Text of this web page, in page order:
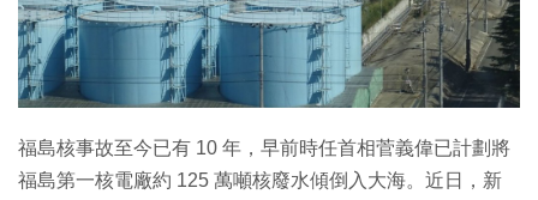
福島核事故至今已有 10 年，早前時任首相菅義偉已計劃將
福島第一核電廠約 125 萬噸核廢水傾倒入大海。近日，新